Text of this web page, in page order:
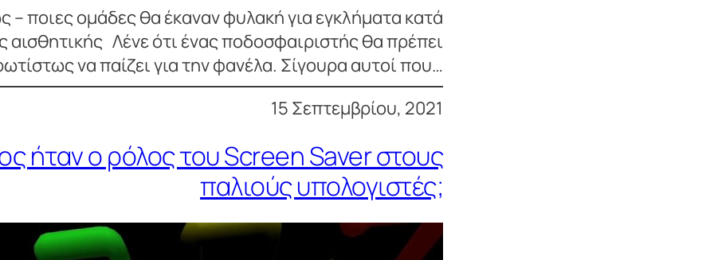
ποιες ομάδες θα έκαναν φυλακή για εγκλήματα κατά
αισθητικής Λένε ότι ένας ποδοσφαιριστής θα πρέπει
να παίζει για την φανέλα. Σίγουρα αυτοί που…
15 Σεπτεμβρίου, 2021
ήταν ο ρόλος του Screen Saver στους
παλιούς υπολογιστές;